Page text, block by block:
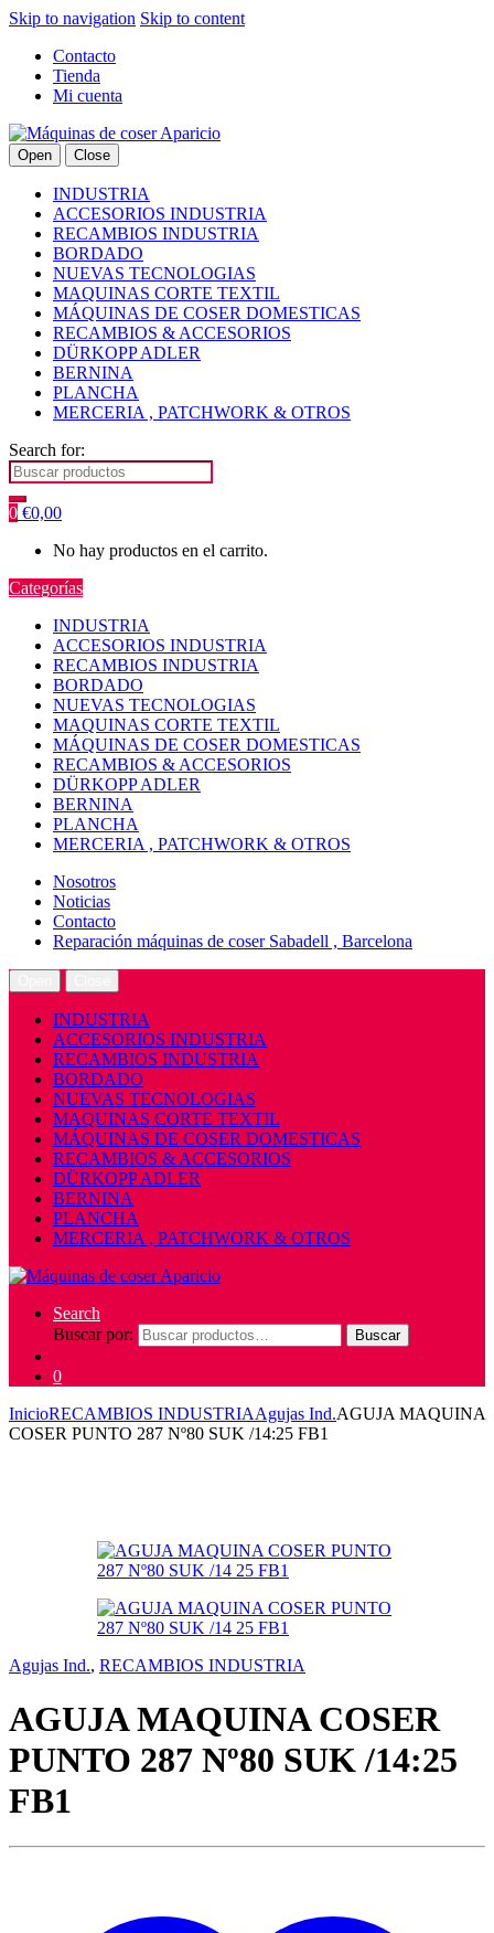
Skip to navigation Skip to content
Contacto
Tienda
Mi cuenta
Open Close
INDUSTRIA
ACCESORIOS INDUSTRIA
RECAMBIOS INDUSTRIA
BORDADO
NUEVAS TECNOLOGIAS
MAQUINAS CORTE TEXTIL
MÁQUINAS DE COSER DOMESTICAS
RECAMBIOS & ACCESORIOS
DÜRKOPP ADLER
BERNINA
PLANCHA
MERCERIA , PATCHWORK & OTROS
Search for:
0 €0,00
No hay productos en el carrito.
Categorías
INDUSTRIA
ACCESORIOS INDUSTRIA
RECAMBIOS INDUSTRIA
BORDADO
NUEVAS TECNOLOGIAS
MAQUINAS CORTE TEXTIL
MÁQUINAS DE COSER DOMESTICAS
RECAMBIOS & ACCESORIOS
DÜRKOPP ADLER
BERNINA
PLANCHA
MERCERIA , PATCHWORK & OTROS
Nosotros
Noticias
Contacto
Reparación máquinas de coser Sabadell , Barcelona
INDUSTRIA
ACCESORIOS INDUSTRIA
RECAMBIOS INDUSTRIA
BORDADO
NUEVAS TECNOLOGIAS
MAQUINAS CORTE TEXTIL
MÁQUINAS DE COSER DOMESTICAS
RECAMBIOS & ACCESORIOS
DÜRKOPP ADLER
BERNINA
PLANCHA
MERCERIA , PATCHWORK & OTROS
Search
Buscar por:
Buscar
0
InicioRECAMBIOS INDUSTRIAAgujas Ind.AGUJA MAQUINA
COSER PUNTO 287 Nº80 SUK /14:25 FB1
Agujas Ind., RECAMBIOS INDUSTRIA
AGUJA MAQUINA COSER
PUNTO 287 Nº80 SUK /14:25
FB1